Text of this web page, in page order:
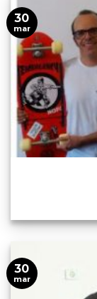
30
mar
30
mar